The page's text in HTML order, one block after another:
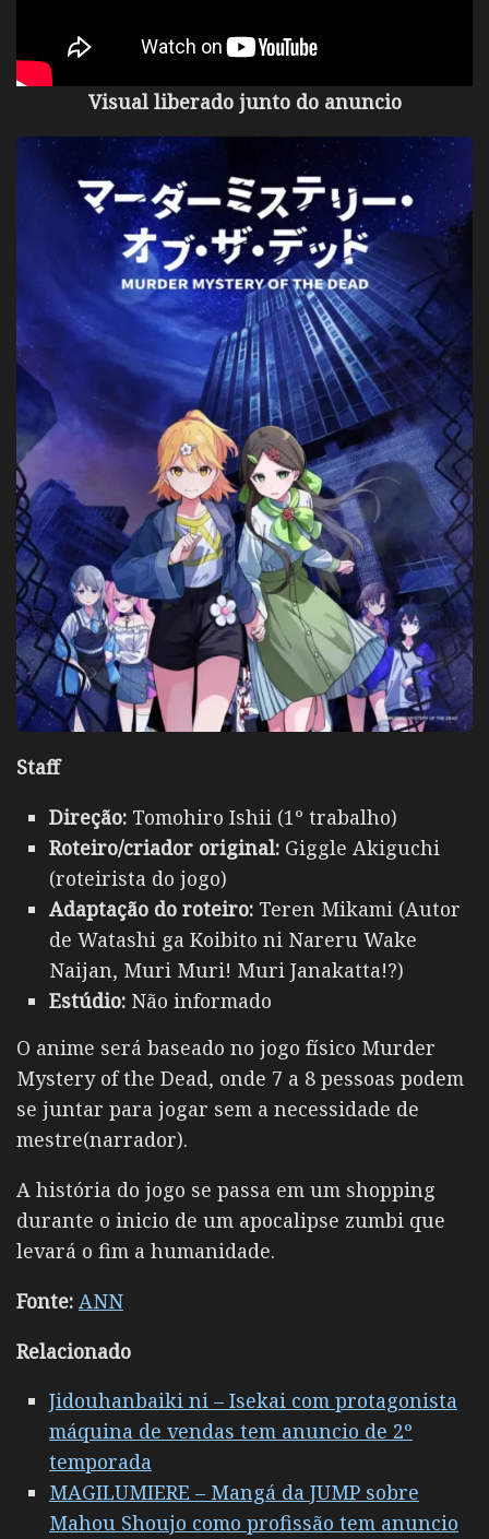
Visual liberado junto do anuncio
Staff
Direção: Tomohiro Ishii (1º trabalho)
Roteiro/criador original: Giggle Akiguchi
(roteirista do jogo)
Adaptação do roteiro: Teren Mikami (Autor
de Watashi ga Koibito ni Nareru Wake
Naijan, Muri Muri! Muri Janakatta!?)
Estúdio: Não informado
O anime será baseado no jogo físico Murder
Mystery of the Dead, onde 7 a 8 pessoas podem
se juntar para jogar sem a necessidade de
mestre(narrador).
A história do jogo se passa em um shopping
durante o inicio de um apocalipse zumbi que
levará o fim a humanidade.
Fonte: ANN
Relacionado
Jidouhanbaiki ni – Isekai com protagonista
máquina de vendas tem anuncio de 2º
temporada
MAGILUMIERE – Mangá da JUMP sobre
Mahou Shoujo como profissão tem anuncio